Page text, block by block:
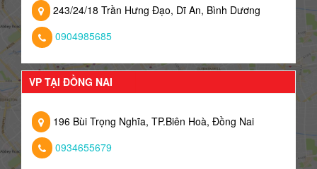
243/24/18 Trần Hưng Đạo, Dĩ An, Bình Dương
0904985685
VP TẠI ĐỒNG NAI
196 Bùi Trọng Nghĩa, TP.Biên Hoà, Đồng Nai
0934655679